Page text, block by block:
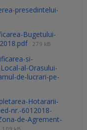
presedintelui-
Bugetului-
279 kB
si-
al-Orasului-
de-lucrari-pe-
Hotararii-
nr.-6012018-
de-Agrement-